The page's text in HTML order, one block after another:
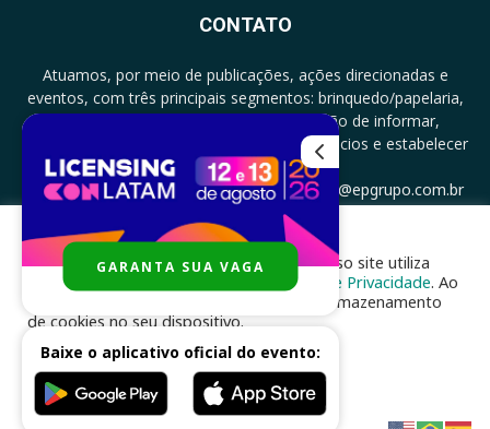
CONTATO
Atuamos, por meio de publicações, ações direcionadas e
eventos, com três principais segmentos: brinquedo/papelaria,
licenciamento e zero a três com a missão de informar,
documentar, proporcionar encontro de negócios e estabelecer
parcerias.
CONTATO: +5511994513097 - atendimento@epgrupo.com.br
SIGA-NOS
Desenvolvido pornhsinfo.com.br
Para melhor experiência e navegação, nosso site utiliza
cookies, de acordo com a nossa
Política de Privacidade. Ao
clicar em “aceito”, você concorda com o armazenamento
de cookies no seu dispositivo.
ACEITAR
GARANTA SUA VAGA
Baixe o aplicativo oficial do evento: